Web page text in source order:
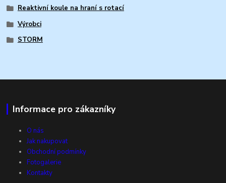
Reaktivní koule na hraní s rotací
Výrobci
STORM
Informace pro zákazníky
O nás
Jak nakupovat
Obchodní podmínky
Fotogalerie
Kontakty